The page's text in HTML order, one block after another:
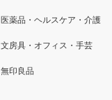
医薬品・ヘルスケア・介護
文房具・オフィス・手芸
無印良品